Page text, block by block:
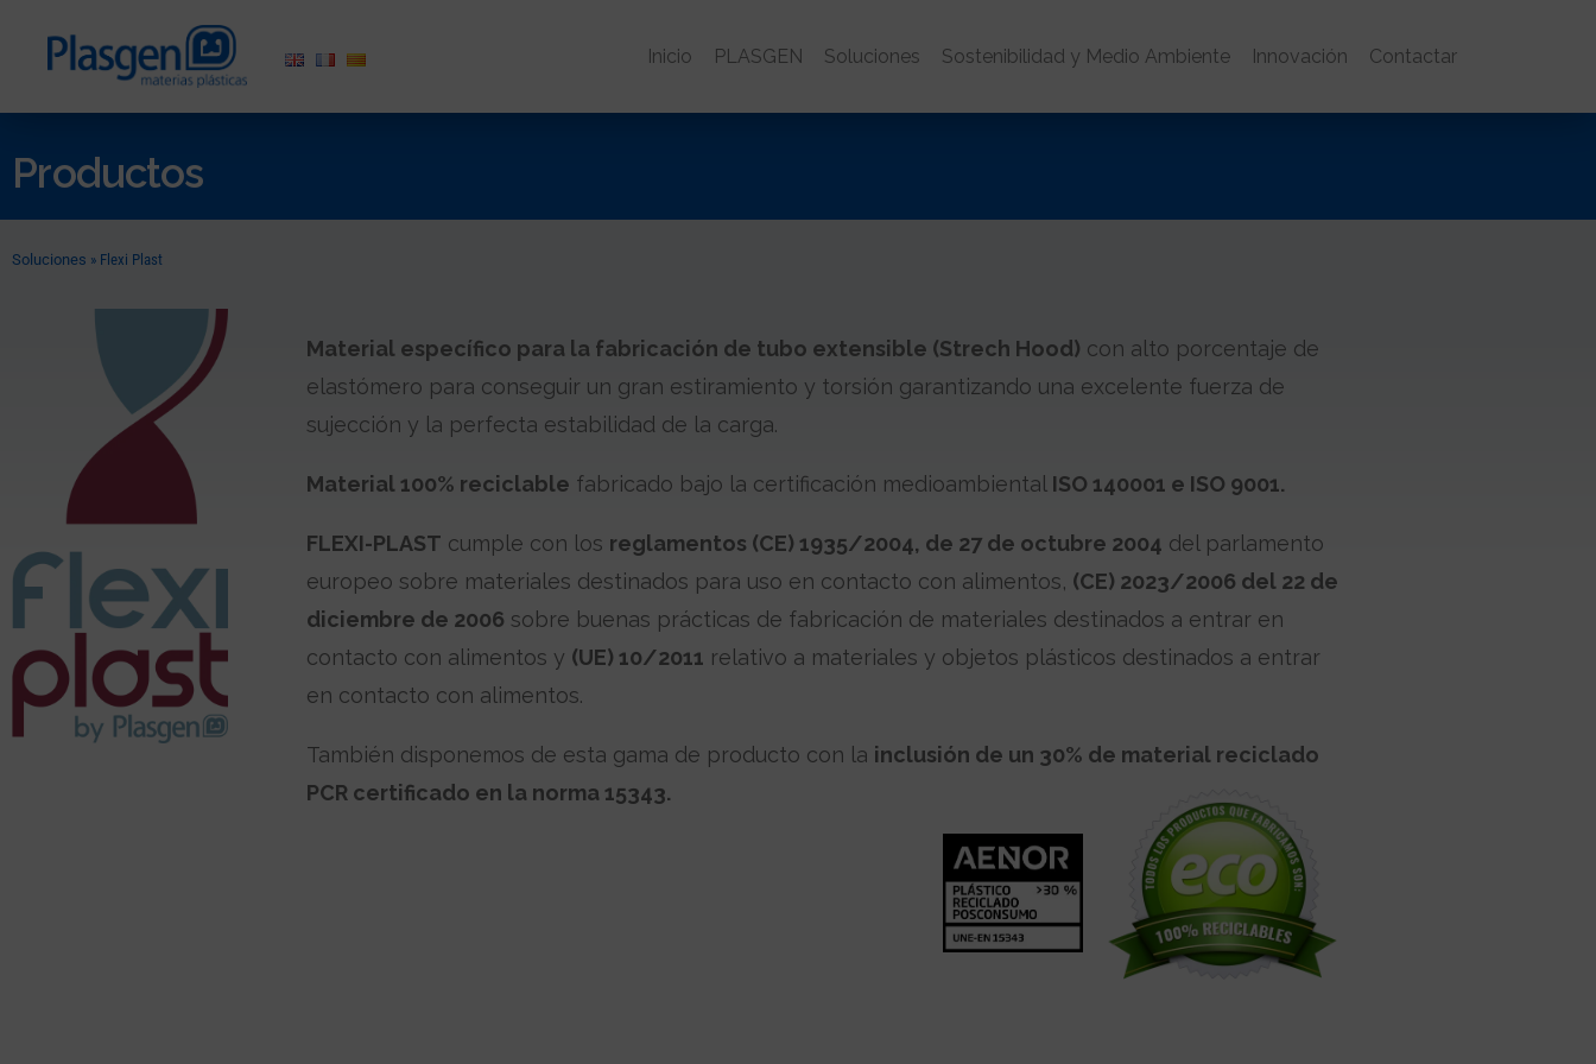
Inicio PLASGEN Soluciones Sostenibilidad y Medio Ambiente Innovación Contactar
Productos
Soluciones » Flexi Plast
Material específico para la fabricación de tubo extensible (Strech Hood) con alto porcentaje de
elastómero para conseguir un gran estiramiento y torsión garantizando una excelente fuerza de
sujección y la perfecta estabilidad de la carga.
Material 100% reciclable fabricado bajo la certificación medioambiental ISO 140001 e ISO 9001.
FLEXI-PLAST cumple con los reglamentos (CE) 1935/2004, de 27 de octubre 2004 del parlamento
europeo sobre materiales destinados para uso en contacto con alimentos, (CE) 2023/2006 del 22 de
diciembre de 2006 sobre buenas prácticas de fabricación de materiales destinados a entrar en
contacto con alimentos y (UE) 10/2011 relativo a materiales y objetos plásticos destinados a entrar
en contacto con alimentos.
También disponemos de esta gama de producto con la inclusión de un 30% de material reciclado
PCR certificado en la norma 15343.